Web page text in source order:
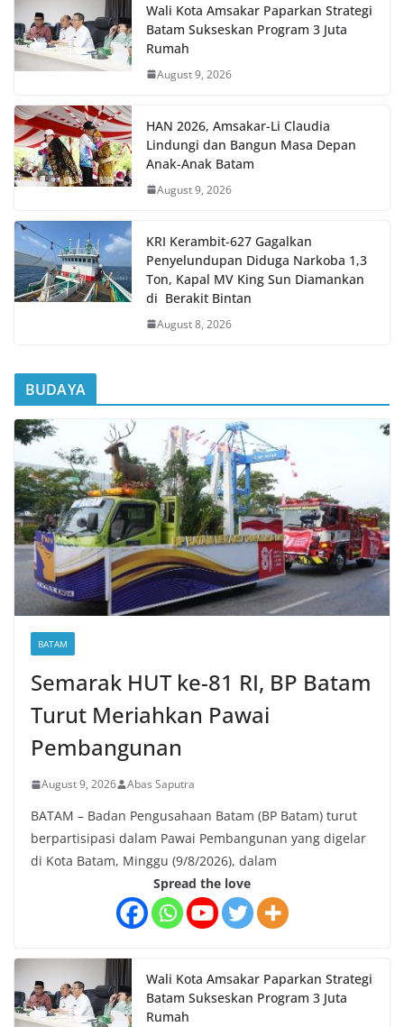
Wali Kota Amsakar Paparkan Strategi
Batam Sukseskan Program 3 Juta
Rumah
August 9, 2026
HAN 2026, Amsakar-Li Claudia
Lindungi dan Bangun Masa Depan
Anak-Anak Batam
August 9, 2026
KRI Kerambit-627 Gagalkan
Penyelundupan Diduga Narkoba 1,3
Ton, Kapal MV King Sun Diamankan
di Berakit Bintan
August 8, 2026
BUDAYA
BATAM
Semarak HUT ke-81 RI, BP Batam
Turut Meriahkan Pawai
Pembangunan
August 9, 2026 Abas Saputra
BATAM – Badan Pengusahaan Batam (BP Batam) turut
berpartisipasi dalam Pawai Pembangunan yang digelar
di Kota Batam, Minggu (9/8/2026), dalam
Spread the love
Wali Kota Amsakar Paparkan Strategi
Batam Sukseskan Program 3 Juta
Rumah